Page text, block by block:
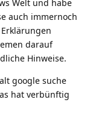
Welt und habe
auch immernoch
darauf
Hinweise.
google suche
hat verbünftig